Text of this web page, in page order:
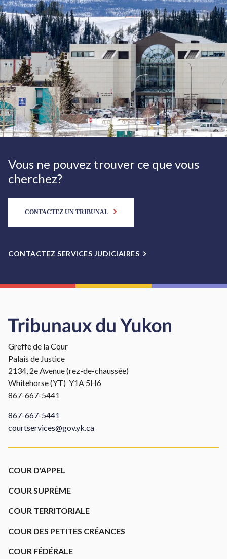
Vous ne pouvez trouver ce que vous
cherchez?
CONTACTEZ UN TRIBUNAL
CONTACTEZ SERVICES JUDICIAIRES
Greffe de la Cour
Palais de Justice
2134, 2e Avenue (rez-de-chaussée)
Whitehorse (YT) Y1A 5H6
867-667-5441
867-667-5441
courtservices@gov.yk.ca
Footer
COUR D'APPEL
COUR SUPRÊME
COUR TERRITORIALE
COUR DES PETITES CRÉANCES
COUR FÉDÉRALE